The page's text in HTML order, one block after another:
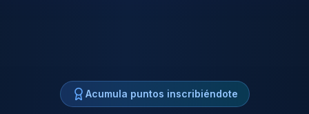
Acumula puntos inscribiéndote